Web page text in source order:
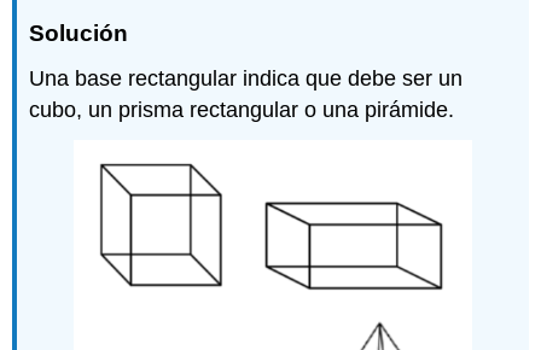
Solución
Una base rectangular indica que debe ser un
cubo, un prisma rectangular o una pirámide.